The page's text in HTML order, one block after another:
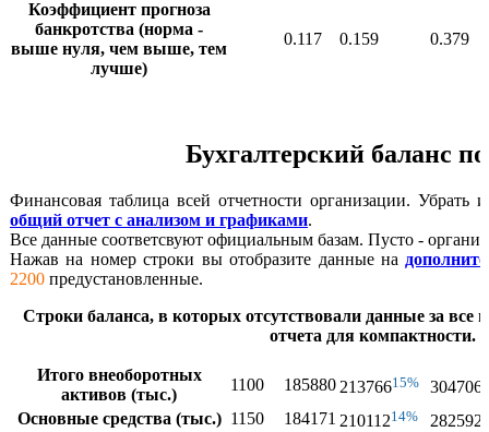
Коэффициент прогноза
банкротства (норма -
выше нуля, чем выше, тем
лучше)
0.117 0.159 0.379
Бухгалтерский баланс
Финансовая таблица всей отчетности организации. Убрать
общий отчет с анализом и графиками.
Все данные соответсвуют официальным базам. Пусто -
Нажав на номер строки вы отобразите данные на
2200 предустановленные.
Строки баланса, в которых отсутствовали данные за все
отчета для компактности.
Итого внеоборотных
активов (тыс.)
1100 18588021376615% 304706
Основные средства (тыс.) 1150 184171 21011214% 282592